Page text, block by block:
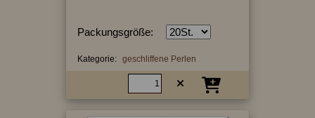
Packungsgröße:
Kategorie: geschliffene Perlen